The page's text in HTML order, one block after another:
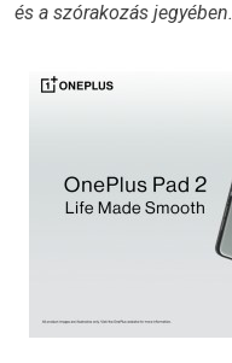
és a szórakozás jegyében.